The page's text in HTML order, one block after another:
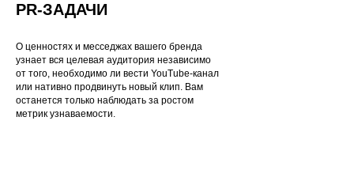
PR-ЗАДАЧИ
О ценностях и месседжах вашего бренда
узнает вся целевая аудитория независимо
от того, необходимо ли вести YouTube-канал
или нативно продвинуть новый клип. Вам
останется только наблюдать за ростом
метрик узнаваемости.